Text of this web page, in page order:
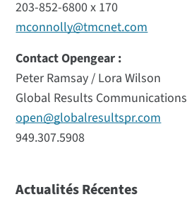
203-852-6800 x 170
mconnolly@tmcnet.com
Contact Opengear :
Peter Ramsay / Lora Wilson
Global Results Communications
open@globalresultspr.com
949.307.5908
Actualités Récentes